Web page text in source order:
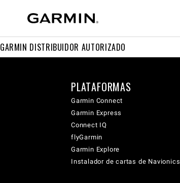
GARMIN DISTRIBUIDOR AUTORIZADO
PLATAFORMAS
Garmin Connect
Garmin Express
Connect IQ
flyGarmin
Garmin Explore
Instalador de cartas de Navionics